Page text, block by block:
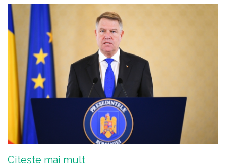
Citește mai mult